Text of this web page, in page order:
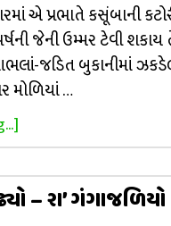
એ પ્રભાતે કસૂંબાની
જેની ઉમ્મર ટેવી શકાય
જડિત બુકાનીમાં
મોળિયાં …
– રા’ ગંગાજળિયો